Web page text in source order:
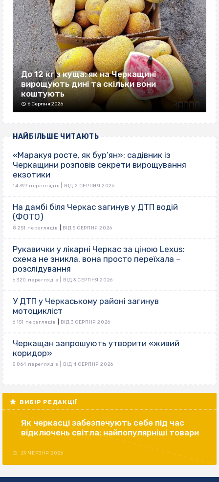
До 12 кг з куща: як на Черкащині
вирощують дині та скільки вони
коштують
6 Серпня 2026
НАЙБІЛЬШЕ ЧИТАЮТЬ
«Маракуя росте, як бур’ян»: садівник із
Черкащини розповів секрети вирощування
екзотики
14 397 переглядів ВІД 2 СЕРПНЯ 2026
На дамбі біля Черкас загинув у ДТП водій
(ФОТО)
8 251 переглядів ВІД 5 СЕРПНЯ 2026
Рукавички у лікарні Черкас за ціною Lexus:
схема не зникла, вона просто переїхала –
розслідування
6 320 переглядів ВІД 3 СЕРПНЯ 2026
У ДТП у Черкаському районі загинув
мотоцикліст
6 151 переглядів ВІД 3 СЕРПНЯ 2026
Черкащан запрошують утворити «живий
коридор»
5 864 переглядів ВІД 4 СЕРПНЯ 2026
ВИБІР РЕДАКЦІЇ
Як черкасці забезпечують себе під час
відключень світла: найпопулярніші товари
29 ЧЕРВНЯ 2026